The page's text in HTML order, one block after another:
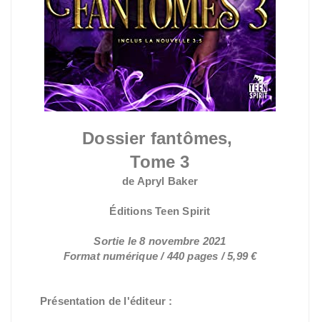
Dossier fantômes,
Tome 3
de Apryl Baker
Éditions Teen Spirit
Sortie le 8 novembre 2021
Format numérique / 440 pages / 5,99 €
Présentation de l'éditeur :